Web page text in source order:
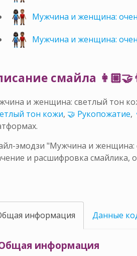
Мужчина и женщина:
Мужчина и женщина:
смайла
и женщина: светлый тон
тон кожи, 🤝 Рукопожатие,
эмодзи "Мужчина и женщина:
и расшифровка смайлика,
информация Данные
информация